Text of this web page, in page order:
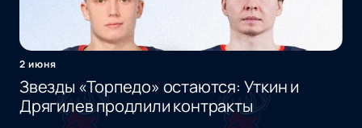
2 июня
Звезды «Торпедо» остаются: Уткин и
Дрягилев продлили контракты